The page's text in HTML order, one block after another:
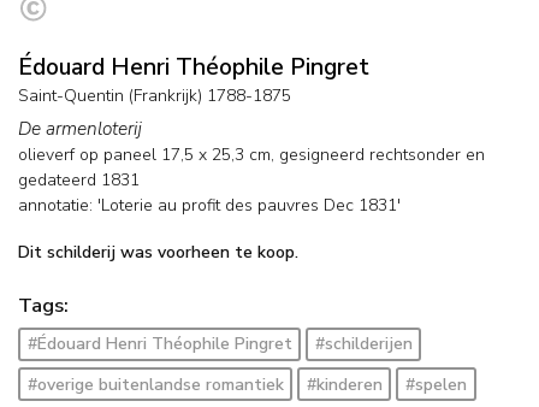
Édouard Henri Théophile Pingret
Saint-Quentin (Frankrijk) 1788-1875
De armenloterij
olieverf op paneel 17,5 x 25,3 cm, gesigneerd rechtsonder en
gedateerd 1831
annotatie: 'Loterie au profit des pauvres Dec 1831'
Dit schilderij was voorheen te koop.
Tags:
#Édouard Henri Théophile Pingret
#schilderijen
#overige buitenlandse romantiek
#kinderen
#spelen